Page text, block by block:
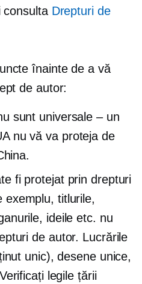
consulta Drepturi de
înainte de a vă
de autor:
sunt universale – un
nu vă va proteja de
fi protejat prin drepturi
exemplu, titlurile,
ideile etc. nu
de autor. Lucrările
unic), desene unice,
legile țării